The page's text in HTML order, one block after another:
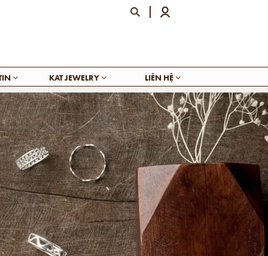
KAT JEWELRY LIÊN HỆ